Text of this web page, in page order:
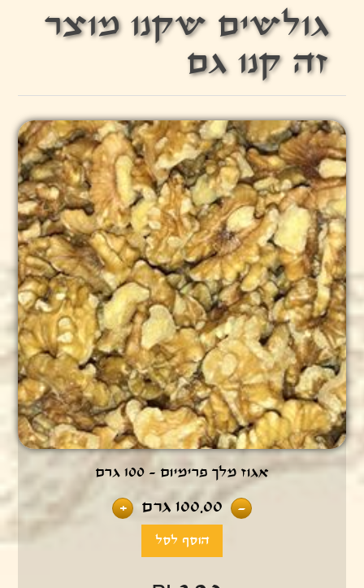
גולשים שקנו מוצר
זה קנו גם
אגוז מלך פרימיום - 100 גרם
-
100.00גרם +